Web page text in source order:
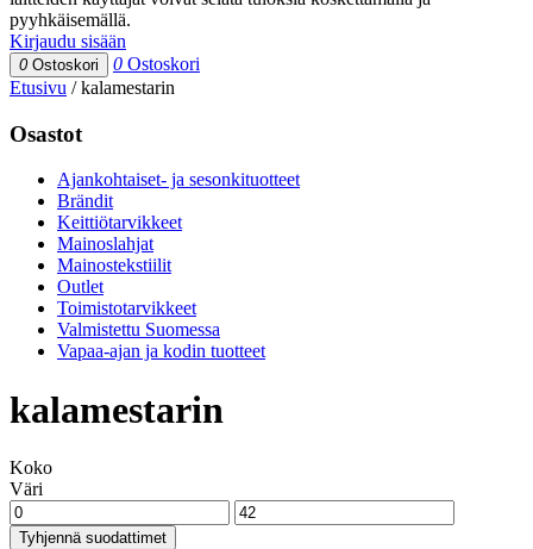
pyyhkäisemällä.
Kirjaudu sisään
0 Ostoskori 0 Ostoskori
Etusivu /kalamestarin
Osastot
Ajankohtaiset- ja sesonkituotteet
Brändit
Keittiötarvikkeet
Mainoslahjat
Mainostekstiilit
Outlet
Toimistotarvikkeet
Valmistettu Suomessa
Vapaa-ajan ja kodin tuotteet
kalamestarin
Koko
Väri
Tyhjennä suodattimet